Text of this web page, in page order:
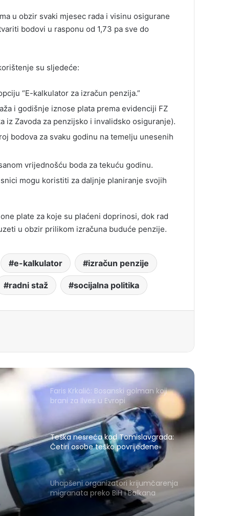
u obzir svaki mjesec rada i visinu osigurane
bodovi u rasponu od 1,73 pa sve do
su sljedeće:
“E-kalkulator za izračun penzija.”
i godišnje iznose plata prema evidenciji FZ
iz Zavoda za penzijsko i invalidsko osiguranje).
bodova za svaku godinu na temelju unesenih
vrijednošću boda za tekuću godinu.
mogu koristiti za daljnje planiranje svojih
plate za koje su plaćeni doprinosi, dok rad
u obzir prilikom izračuna buduće penzije.
e-kalkulator izračun penzije
radni staž socijalna politika
Faris Krkalić: Bosanski golman koji
brani za Ilves u Evropi
Teška nesreća kod Tomislavgrada:
Četiri osobe teško povrijeđene
Uhapšeni organizatori krijumčarenja
migranata preko BiH i Balkana